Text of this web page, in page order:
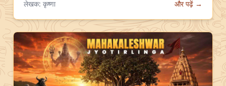
लेखक: कृष्णा और पढ़ें →